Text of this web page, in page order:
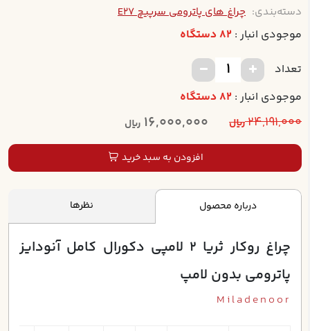
دسته‌بندی: چراغ های پاترومی سرپیچ E27
موجودی انبار : 82 دستگاه
تعداد
موجودی انبار : 82 دستگاه
24,191,000ریال 16,000,000 ریال
افزودن به سبد خرید
درباره محصول نظرها
چراغ روکار ثريا 2 لامپي دکورال کامل آنودايز
پاترومي بدون لامپ
Miladenoor